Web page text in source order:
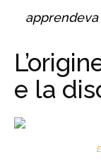
apprendeva
e la